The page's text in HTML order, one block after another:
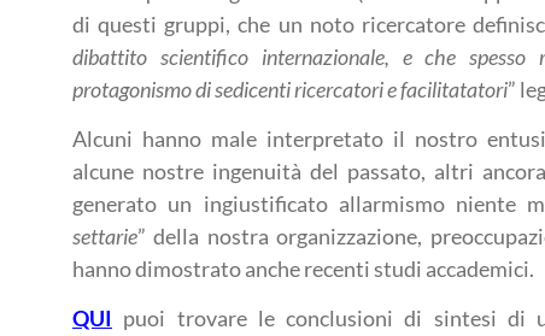
di questi gruppi, che un noto ricercatore
dibattito scientifico internazionale, e che
protagonismo di sedicenti ricercatori e facilitatatori”
Alcuni hanno male interpretato il nostro
alcune nostre ingenuità del passato, altri
generato un ingiustificato allarmismo niente
settarie” della nostra organizzazione,
hanno dimostrato anche recenti studi accademici.
QUI puoi trovare le conclusioni di sintesi di